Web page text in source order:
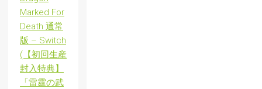
Marked For
Death 通常
版 – Switch
(【初回生産
封入特典】
「雷霆の武